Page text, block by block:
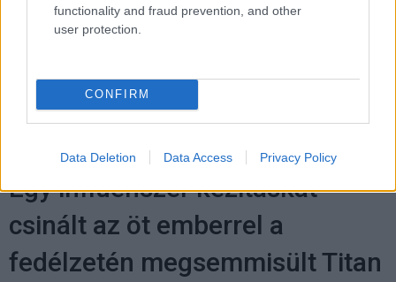
functionality and fraud prevention, and other
user protection.
CONFIRM
Data Deletion Data Access Privacy Policy
#chatgpt
Egy influenszer kézitáskát
csinált az öt emberrel a
fedélzetén megsemmisült Titan